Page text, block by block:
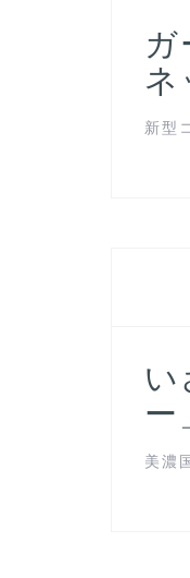
ガ
ネ
新型
い
ー
美濃